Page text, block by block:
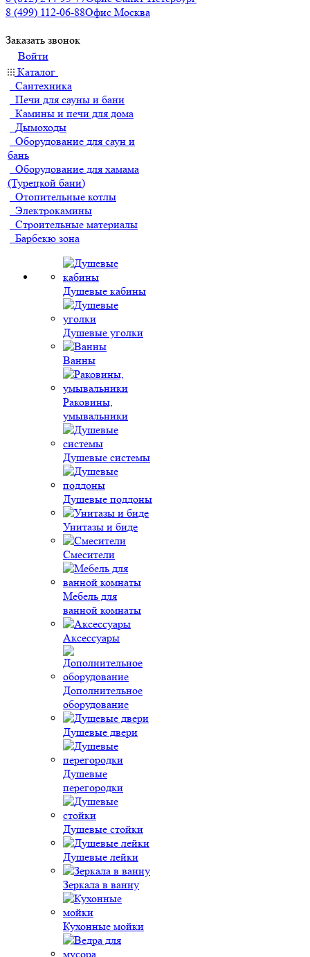
8 (499) 112-06-88Офис Москва
Заказать звонок
Войти
Каталог
Сантехника
Печи для сауны и бани
Камины и печи для дома
Дымоходы
Оборудование для саун и
бань
Оборудование для хамама
(Турецкой бани)
Отопительные котлы
Электрокамины
Строительные материалы
Барбекю зона
Душевые кабины
Душевые уголки
Ванны
Раковины,
умывальники
Душевые системы
Душевые поддоны
Унитазы и биде
Смесители
Мебель для
ванной комнаты
Аксессуары
Дополнительное
оборудование
Душевые двери
Душевые
перегородки
Душевые стойки
Душевые лейки
Зеркала в ванну
Кухонные мойки